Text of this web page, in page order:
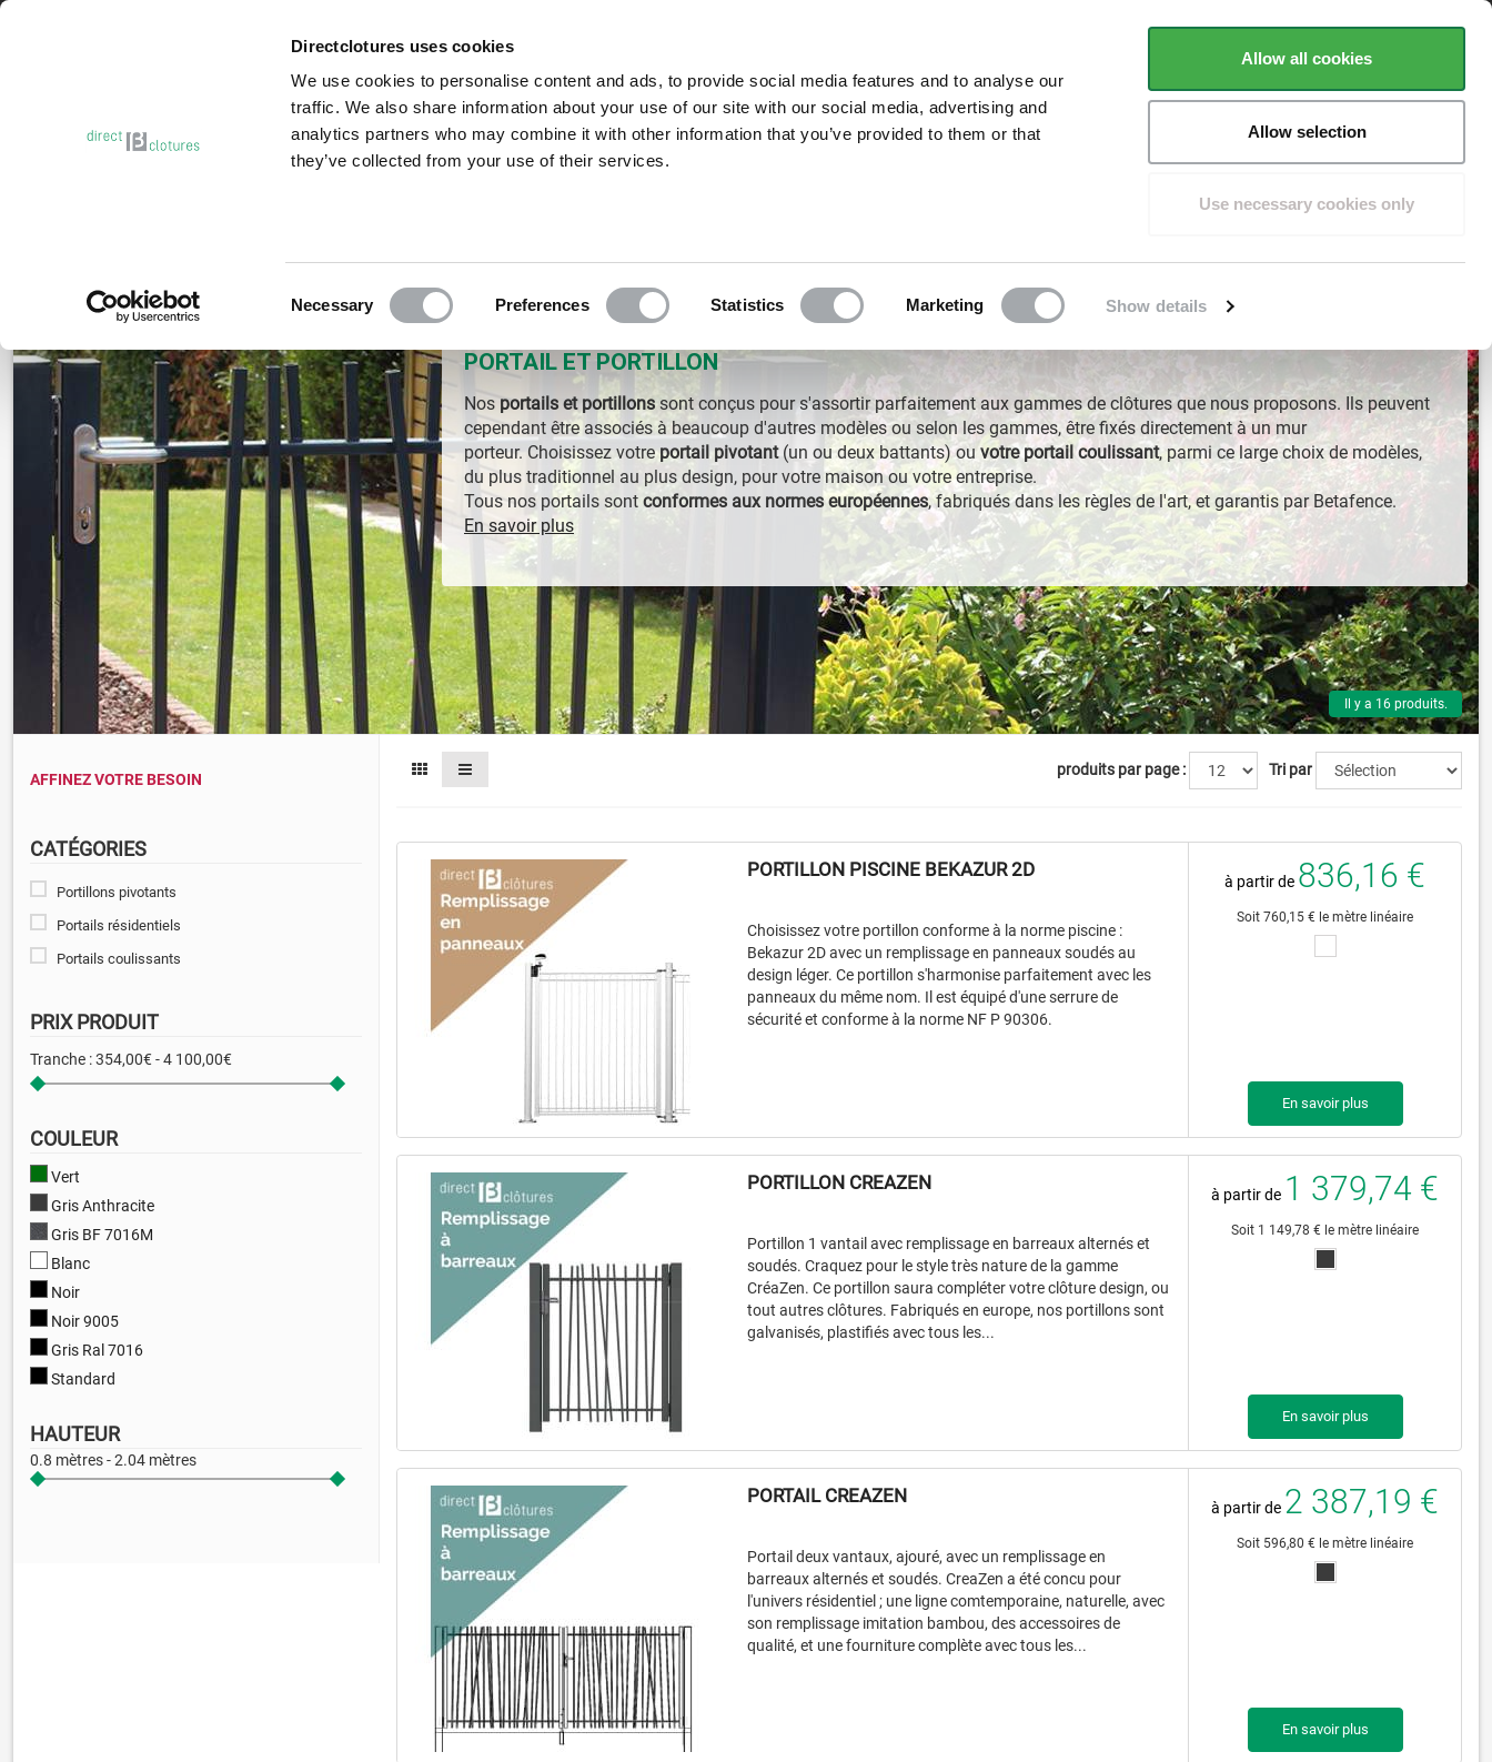
Directclotures uses cookies
We use cookies to personalise content and ads, to provide social media features and to analyse our
traffic. We also share information about your use of our site with our social media, advertising and
analytics partners who may combine it with other information that you’ve provided to them or that
they’ve collected from your use of their services.
Necessary Preferences Statistics Marketing Show details
Allow all cookies
Allow selection
Use necessary cookies only
Basé surplus de 1500 avisTrustpilot
PORTAIL ET PORTILLON
Nosportails et portillons sont conçus pour s'assortir parfaitement aux gammes de clôtures que nous proposons. Ils peuvent
cependant être associés à beaucoup d'autres modèles ou selon les gammes, être fixés directement à un mur
porteur. Choisissez votreportail pivotant(un ou deux battants) ou votre portail coulissant, parmi ce large choix de modèles,
du plus traditionnel au plus design, pour votre maison ou votre entreprise.
Tous nos portails sont conformes aux normes européennes, fabriqués dans les règles de l'art, et garantis par Betafence.
En savoir plus
Il y a 16 produits.
AFFINEZ VOTRE BESOIN
CATÉGORIES
Portillons pivotants
Portails résidentiels
Portails coulissants
PRIX PRODUIT
Tranche :354,00€ - 4 100,00€
COULEUR
Vert
Gris Anthracite
Gris BF 7016M
Blanc
Noir
Noir 9005
Gris Ral 7016
Standard
HAUTEUR
0.8 mètres - 2.04 mètres
Tri par
produits par page :
PORTILLON PISCINE BEKAZUR 2D
Choisissez votre portillon conforme à la norme piscine :
Bekazur 2D avec un remplissage en panneaux soudés au
design léger. Ce portillon s'harmonise parfaitement avec les
panneaux du même nom. Il est équipé d'une serrure de
sécurité et conforme à la norme NF P 90306.
à partir de 836,16 €
Soit 760,15 € le mètre linéaire
En savoir plus
PORTILLON CREAZEN
Portillon 1 vantail avec remplissage en barreaux alternés et
soudés. Craquez pour le style très nature de la gamme
CréaZen. Ce portillon saura compléter votre clôture design, ou
tout autres clôtures. Fabriqués en europe, nos portillons sont
galvanisés, plastifiés avec tous les...
à partir de 1 379,74 €
Soit 1 149,78 € le mètre linéaire
En savoir plus
PORTAIL CREAZEN
Portail deux vantaux, ajouré, avec un remplissage en
barreaux alternés et soudés. CreaZen a été concu pour
l'univers résidentiel ; une ligne comtemporaine, naturelle, avec
son remplissage imitation bambou, des accessoires de
qualité, et une fourniture complète avec tous les...
à partir de 2 387,19 €
Soit 596,80 € le mètre linéaire
En savoir plus